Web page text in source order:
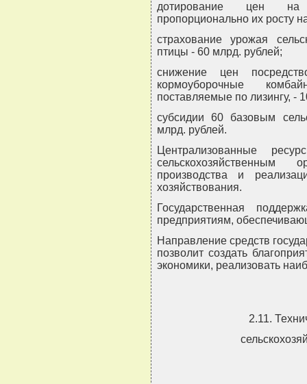
дотирование цен на
пропорционально их росту
страхование урожая
птицы - 60 млрд. рублей;
снижение цен
кормоуборочные
поставляемые по лизингу, -
субсидии 60 базовым
млрд. рублей.
Централизованные
производства и
хозяйствования.
Государственная
предприятиям,
Направление средств
позволит создать
экономики, реализовать
2.11.